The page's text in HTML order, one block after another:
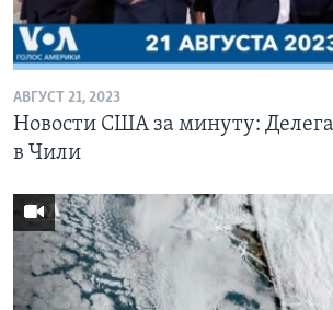
АВГУСТ 21, 2023
Новости США за минуту:
в Чили